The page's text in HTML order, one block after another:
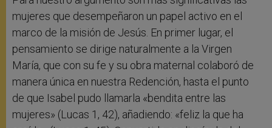
mujeres que desempeñaron un papel activo en el
marco de la misión de Jesús. En primer lugar, el
pensamiento se dirige naturalmente a la Virgen
María, que con su fe y su obra maternal colaboró de
manera única en nuestra Redención, hasta el punto
de que Isabel pudo llamarla «bendita entre las
mujeres» (Lucas 1, 42), añadiendo: «feliz la que ha